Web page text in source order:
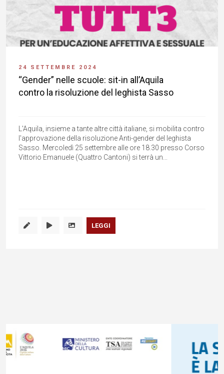
24 SETTEMBRE 2024
“Gender” nelle scuole: sit-in all’Aquila
contro la risoluzione del leghista Sasso
L'Aquila, insieme a tante altre città italiane, si mobilita contro
l'approvazione della risoluzione Anti-gender del leghista
Sasso. Mercoledì 25 settembre alle ore 18.30 presso Corso
Vittorio Emanuele (Quattro Cantoni) si terrà un...
LEGGI